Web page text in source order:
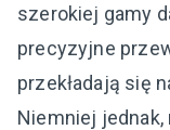
szerokiej gamy
precyzyjne
przekładają się
Niemniej